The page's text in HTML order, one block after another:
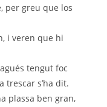
per greu que los
i veren que hi
tengut foc
trescar s’ha dit.
plassa ben gran,